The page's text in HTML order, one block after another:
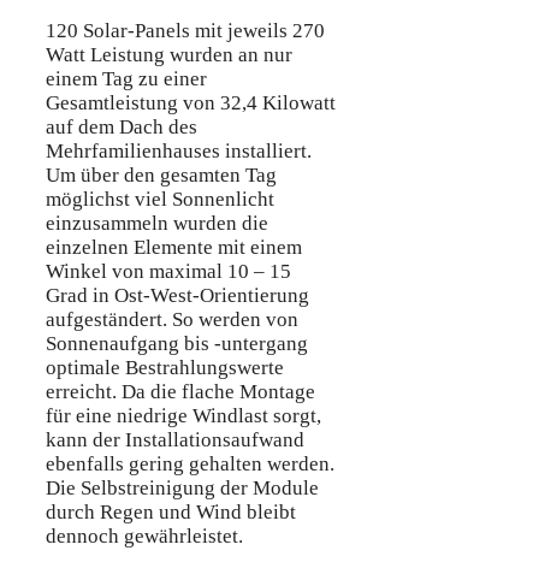
120 Solar-Panels mit jeweils 270
Watt Leistung wurden an nur
einem Tag zu einer
Gesamtleistung von 32,4 Kilowatt
auf dem Dach des
Mehrfamilienhauses installiert.
Um über den gesamten Tag
möglichst viel Sonnenlicht
einzusammeln wurden die
einzelnen Elemente mit einem
Winkel von maximal 10 – 15
Grad in Ost-West-Orientierung
aufgeständert. So werden von
Sonnenaufgang bis -untergang
optimale Bestrahlungswerte
erreicht. Da die flache Montage
für eine niedrige Windlast sorgt,
kann der Installationsaufwand
ebenfalls gering gehalten werden.
Die Selbstreinigung der Module
durch Regen und Wind bleibt
dennoch gewährleistet.